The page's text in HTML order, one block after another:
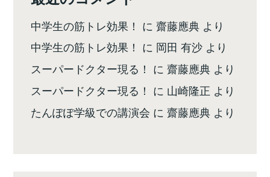
中学生の筋トレ効果！ に齋藤應典 より
中学生の筋トレ効果！ に 岡田 有沙 より
スーパードクター現る！ に齋藤應典 より
スーパードクター現る！ に 山崎隆正 より
たんぽぽ学級での講演会 に齋藤應典 より